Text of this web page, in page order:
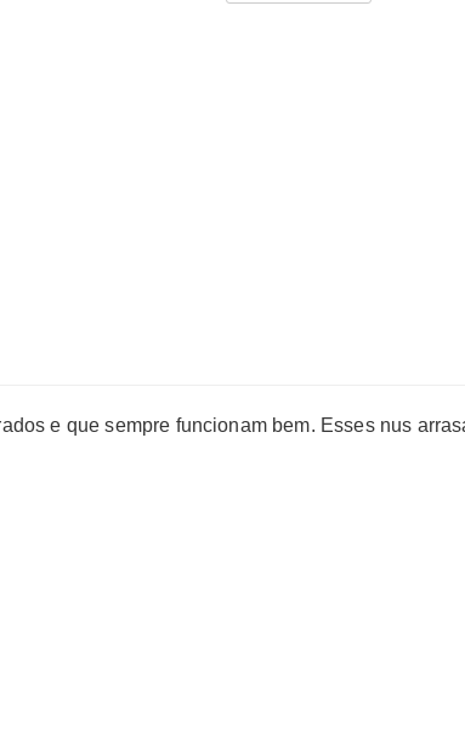
e que sempre funcionam bem. Esses nus